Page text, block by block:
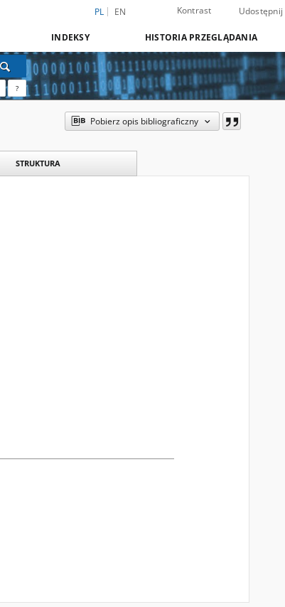
PL EN Kontrast Udostępnij
INDEKSY HISTORIA PRZEGLĄDANIA
?
Pobierz opis bibliograficzny
STRUKTURA